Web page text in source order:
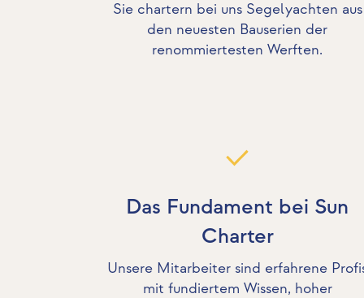
Sie chartern bei uns Segelyachten aus
den neuesten Bauserien der
renommiertesten Werften.
Das Fundament bei Sun
Charter
Unsere Mitarbeiter sind erfahrene
mit fundiertem Wissen, hoher